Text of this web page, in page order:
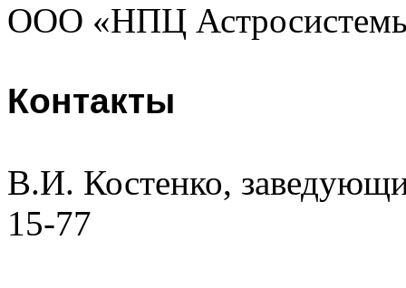
ООО «НПЦ
Контакты
В.И. Костенко,
15-77